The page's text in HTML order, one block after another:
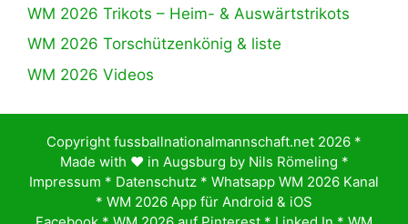
WM 2026 Trikots – Heim- & Auswärtstrikots
WM 2026 Torschützenkönig & liste
WM 2026 Videos
Copyright fussballnationalmannschaft.net 2026 *
Made with ♥️ in Augsburg by Nils Römeling *
Impressum * Datenschutz * Whatsapp WM 2026 Kanal
* WM 2026 App für Android & iOS